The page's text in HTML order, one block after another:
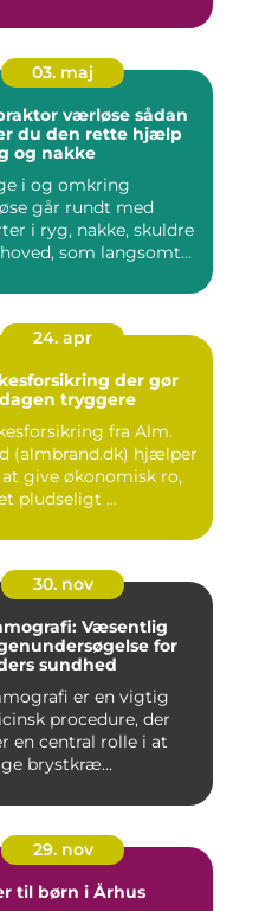
03. maj
værløse sådan
du den rette hjælp
og nakke
i og omkring
går rundt med
i ryg, nakke, skuldre
som langsomt
24. apr
der gør
tryggere
fra Alm.
(almbrand.dk) hjælper
give økonomisk ro,
pludseligt ...
30. nov
Væsentlig
for
sundhed
er en vigtig
procedure, der
en central rolle i at
brystkræ...
29. nov
til børn i Århus